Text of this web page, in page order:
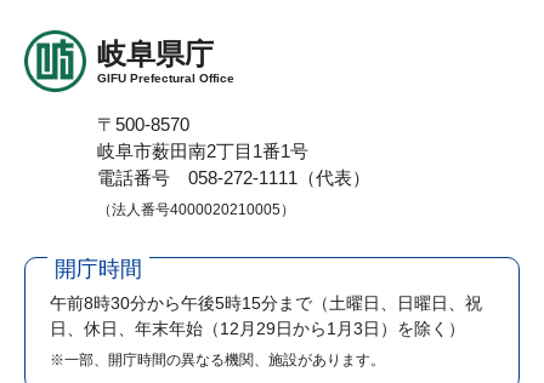
岐阜県庁
GIFU Prefectural Office
〒500-8570
岐阜市薮田南2丁目1番1号
電話番号 058-272-1111（代表）
（法人番号4000020210005）
開庁時間
午前8時30分から午後5時15分まで （土曜日、日曜日、祝
日、休日、年末年始（12月29日から1月3日）を除く）
※一部、開庁時間の異なる機関、施設があります。